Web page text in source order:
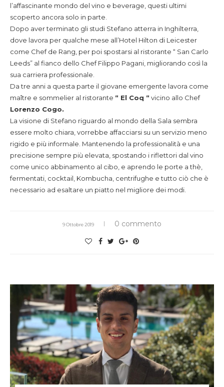
l’affascinante mondo del vino e beverage, questi ultimi
scoperto ancora solo in parte.
Dopo aver terminato gli studi Stefano atterra in Inghilterra,
dove lavora per qualche mese all’Hotel Hilton di Leicester
come Chef de Rang, per poi spostarsi al ristorante “ San Carlo
Leeds” al fianco dello Chef Filippo Pagani, migliorando così la
sua carriera professionale.
Da tre anni a questa parte il giovane emergente lavora come
maître e sommelier al ristorante “ El Coq “ vicino allo Chef
Lorenzo Cogo.
La visione di Stefano riguardo al mondo della Sala sembra
essere molto chiara, vorrebbe affacciarsi su un servizio meno
rigido e più informale. Mantenendo la professionalità e una
precisione sempre più elevata, spostando i riflettori dal vino
come unico abbinamento al cibo, e aprendo le porte a thè,
fermentati, cocktail, Kombucha, centrifughe e tutto ciò che è
necessario ad esaltare un piatto nel migliore dei modi.
9 Ottobre 2019 0 commento